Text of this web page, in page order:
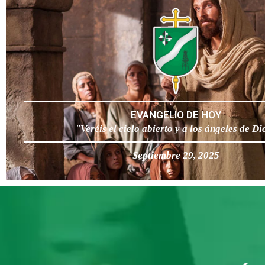
EVANGELIO DE HOY
"Veréis el cielo abierto y a los ángeles de
Septiembre 29, 2025